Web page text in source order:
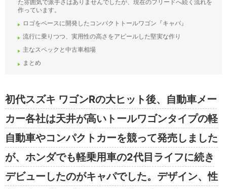
た雰囲気で派手さはありませんでしたが、現在のフリードへ続く流れを
作っています。
ロゴをベースに開発したコンパクトトールワゴン『キャパ』
流行に乗りつつ、実用性の高さをアピールした堅実な作り
主なスペックと中古車相場
まとめ
初代スズキ ワゴンRの大ヒット後、自動車メー
カー各社は天井が高いトールワゴンタイプの軽
自動車やコンパクトカーを競って発売しました
が、ホンダでも軽乗用車の2代目ライフに続き
デビューしたのがキャパでした。デザイン、性